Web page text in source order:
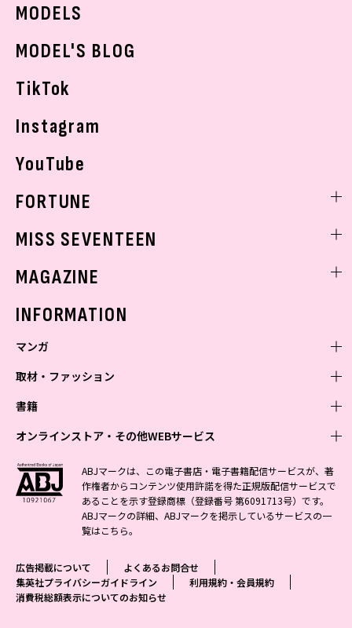
モデルの購入品
MODELS
MODEL'S BLOG
TikTok
Instagram
YouTube
FORTUNE
MISS SEVENTEEN
MAGAZINE
INFORMATION
マンガ
少年マンガ
Vジャンプ
最強ジャンプ
少年ジャンプ+
ジャンプTOON
ジャンプルーキー！
S-MANGA
青年マンガ
ZEBRACK
S-MANGA
集英社ジャンプリミックス
週刊ヤングジャンプ
ヤングジャンプ定期購読デジタル
少女マンガ
ZEBRACK
S-MANGA
集英社コミック文庫
マーガレット
別冊マーガレット
女性マンガ
ジャンプTOON
集英社コミック文庫
マンガMee公式サイト
リマコミ
取材・ファッション
ファッション・美容
BAILA
MAQUIA
eclat
T JAPAN
芸能・情報・スポーツ
週プレNEWS
週プレ グラジャパ!
書籍
文芸・文庫・総合
小説すばる
集英社 文芸ステーション
web 集英社文庫
アジア人物史
学芸・ノンフィクション・新書
1日5分で、明日は変わる よみタイ yomitai
集英社学芸部 - 学芸・ノンフィクション
集英社ビジネス書
集英社新書プラス - 知の水先案内人
kotoba
ライトノベル・ノベライズ
集英社オレンジ文庫
JUMP j-BOOKS
ダッシュエックス文庫公式サイト
集英社Webマガジン コバルト
集英社の児童図書 S-KIDS.LAND
オンラインストア・その他WEBサービス
オンラインストア
OTO
SHUEISHA MANGA-ART HERITAGE
ジャンプキャラクターズストア
HAPPY PLUS STORE
SHUEISHA VOX
LEEマルシェ
その他WEBサービス
集英社アドナビ
集英社エディターズ・ラボ
ABJマークは、この電子書店・電子書籍配信サービスが、著
作権者からコンテンツ使用許諾を得た正規版配信サービスで
あることを示す登録商標（登録番号 第6091713号）です。
ABJマークの詳細、ABJマークを掲示しているサービスの一
覧はこちら。
広告掲載について
よくあるお問合せ
集英社プライバシーガイドライン
利用規約・会員規約
消費税総額表示についてのお知らせ